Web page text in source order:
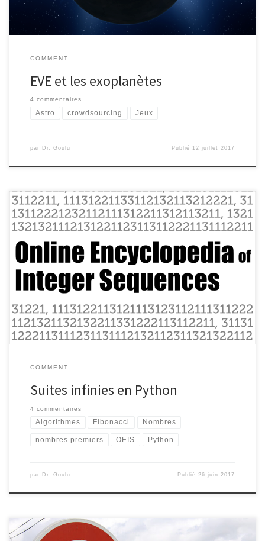
COMMENT
EVE et les exoplanètes
4 commentaires
Astro crowdsourcing Jeux
par Dr. Goulu Publié 12 juillet 2017
code utiles ou potentiellement réutilisables dans « Goulib », ma
librairie perso et néanmoins disponible en open-source (licence
LGPL) sur Pypi, GitHub, ReadTheDocs pour la doc, avec des
notebooks Jupyter de démo. Comme la valeur d’un code se
COMMENT
Suites infinies en Python
4 commentaires
Algorithmes Fibonacci Nombres
nombres premiers OEIS Python
par Dr. Goulu Publié 26 juin 2017